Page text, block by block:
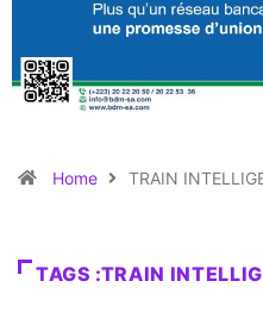
Home TRAIN
TAGS :TRAIN